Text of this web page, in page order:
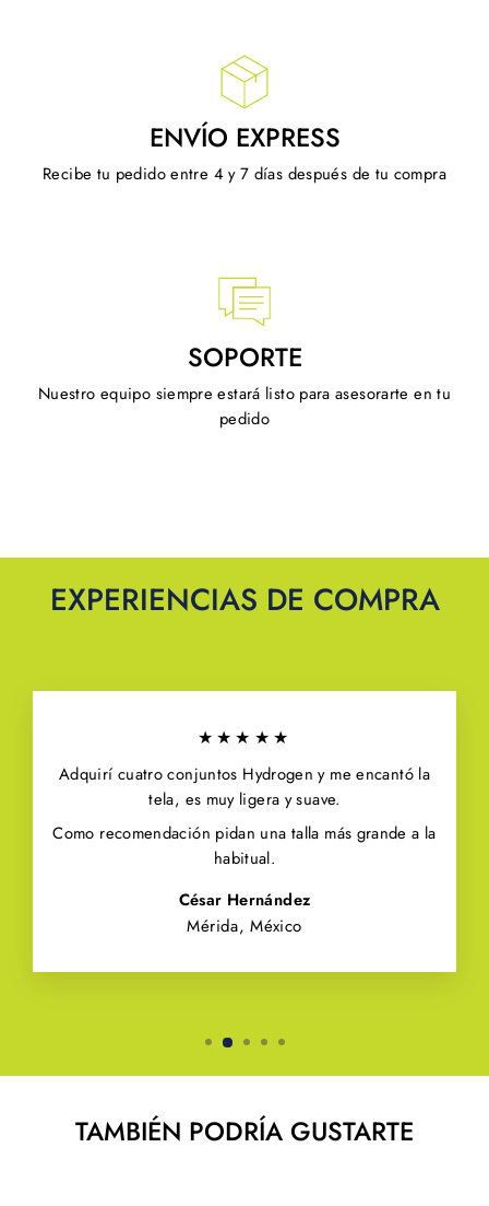
ENVÍO EXPRESS
Recibe tu pedido entre 4 y 7 días después de tu compra
SOPORTE
Nuestro equipo siempre estará listo para asesorarte en tu
pedido
EXPERIENCIAS DE COMPRA
★★★★★
Adquirí cuatro conjuntos Hydrogen y me encantó la
tela, es muy ligera y suave.
Como recomendación pidan una talla más grande a la
habitual.
César Hernández
Mérida, México
TAMBIÉN PODRÍA GUSTARTE